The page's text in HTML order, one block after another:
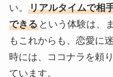
い。 リアルタイムで相
できるという体験は、
もこれからも、恋愛に
時には、ココナラを頼
ています。